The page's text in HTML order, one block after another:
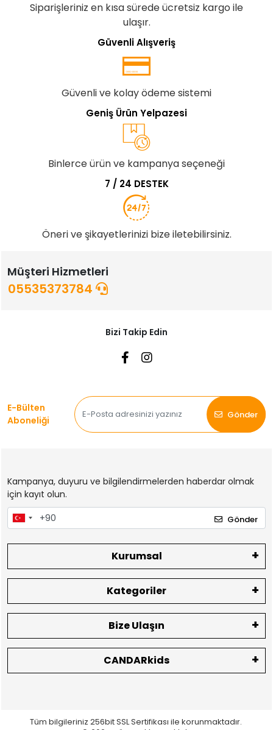
Siparişleriniz en kısa sürede ücretsiz kargo ile
ulaşır.
Güvenli Alışveriş
Güvenli ve kolay ödeme sistemi
Geniş Ürün Yelpazesi
Binlerce ürün ve kampanya seçeneği
7 / 24 DESTEK
Öneri ve şikayetlerinizi bize iletebilirsiniz.
Müşteri Hizmetleri
05535373784
Bizi Takip Edin
E-Bülten
Aboneliği
Gönder
Kampanya, duyuru ve bilgilendirmelerden haberdar olmak
için kayıt olun.
Gönder
Kurumsal
Kategoriler
Bize Ulaşın
CANDARkids
Tüm bilgileriniz 256bit SSL Sertifikası ile korunmaktadır.